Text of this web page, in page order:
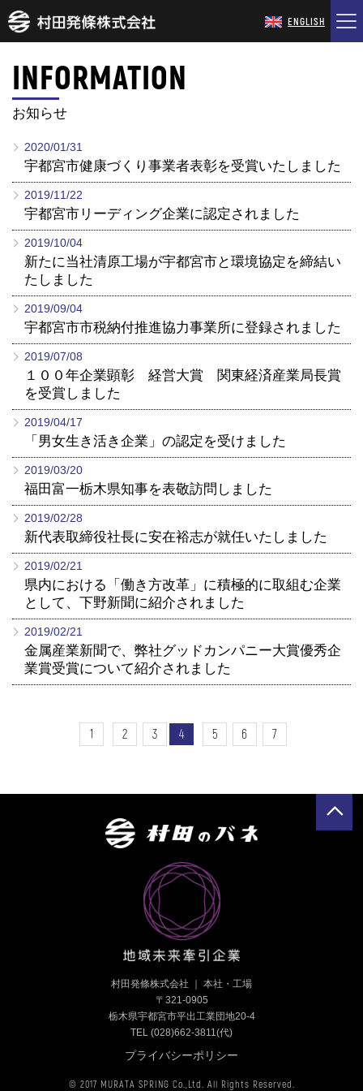
HOME
INFO
COMPANY
PRODUCTS
TECHNOLOGY
RECRUIT
CONTACT
ENGLISH
INFORMATION
お知らせ
2020/01/31
宇都宮市健康づくり事業者表彰を受賞いたしました
2019/11/22
宇都宮市リーディング企業に認定されました
2019/10/04
新たに当社清原工場が宇都宮市と環境協定を締結い
たしました
2019/09/04
宇都宮市市税納付推進協力事業所に登録されました
2019/07/08
１００年企業顕彰 経営大賞 関東経済産業局長賞
を受賞しました
2019/04/17
「男女生き活き企業」の認定を受けました
2019/03/20
福田富一栃木県知事を表敬訪問しました
2019/02/28
新代表取締役社長に安在裕志が就任いたしました
2019/02/21
県内における「働き方改革」に積極的に取組む企業
として、下野新聞に紹介されました
2019/02/21
金属産業新聞で、弊社グッドカンパニー大賞優秀企
業賞受賞について紹介されました
1 2 3 4 5 6 7
村田発條株式会社 ｜ 本社・工場
〒321-0905
栃木県宇都宮市平出工業団地20-4
TEL (028)662-3811 (代)
プライバシーポリシー
© 2017 MURATA SPRING Co.,Ltd. All Rights Reserved.